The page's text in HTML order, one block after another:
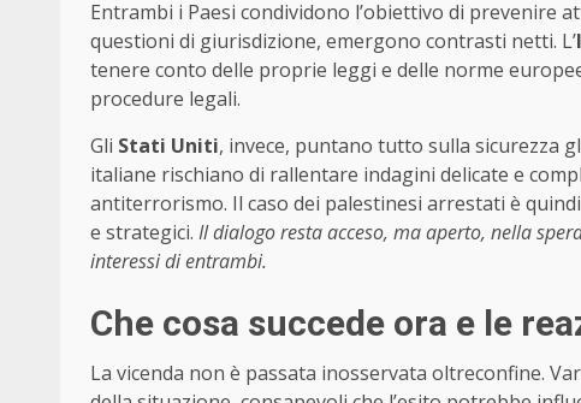
Entrambi i Paesi condividono l’obiettivo di prevenire
questioni di giurisdizione, emergono contrasti netti. L’
tenere conto delle proprie leggi e delle norme
procedure legali.
Gli Stati Uniti, invece, puntano tutto sulla sicurezza
italiane rischiano di rallentare indagini delicate e
antiterrorismo. Il caso dei palestinesi arrestati è
e strategici. Il dialogo resta acceso, ma aperto, nella
interessi di entrambi.
Che cosa succede ora e le
La vicenda non è passata inosservata oltreconfine.